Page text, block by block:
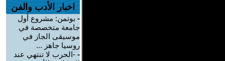
اخبار الأدب والفن
- بوتمن: مشروع أول
جامعة متخصصة في
موسيقى الجاز في
روسيا جاهز ...
- -الحرب لا تنتهي عند